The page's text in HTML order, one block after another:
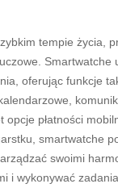
tempie życia,
Smartwatche
oferując funkcje
opcje płatności
smartwatche
swoimi
i wykonywać